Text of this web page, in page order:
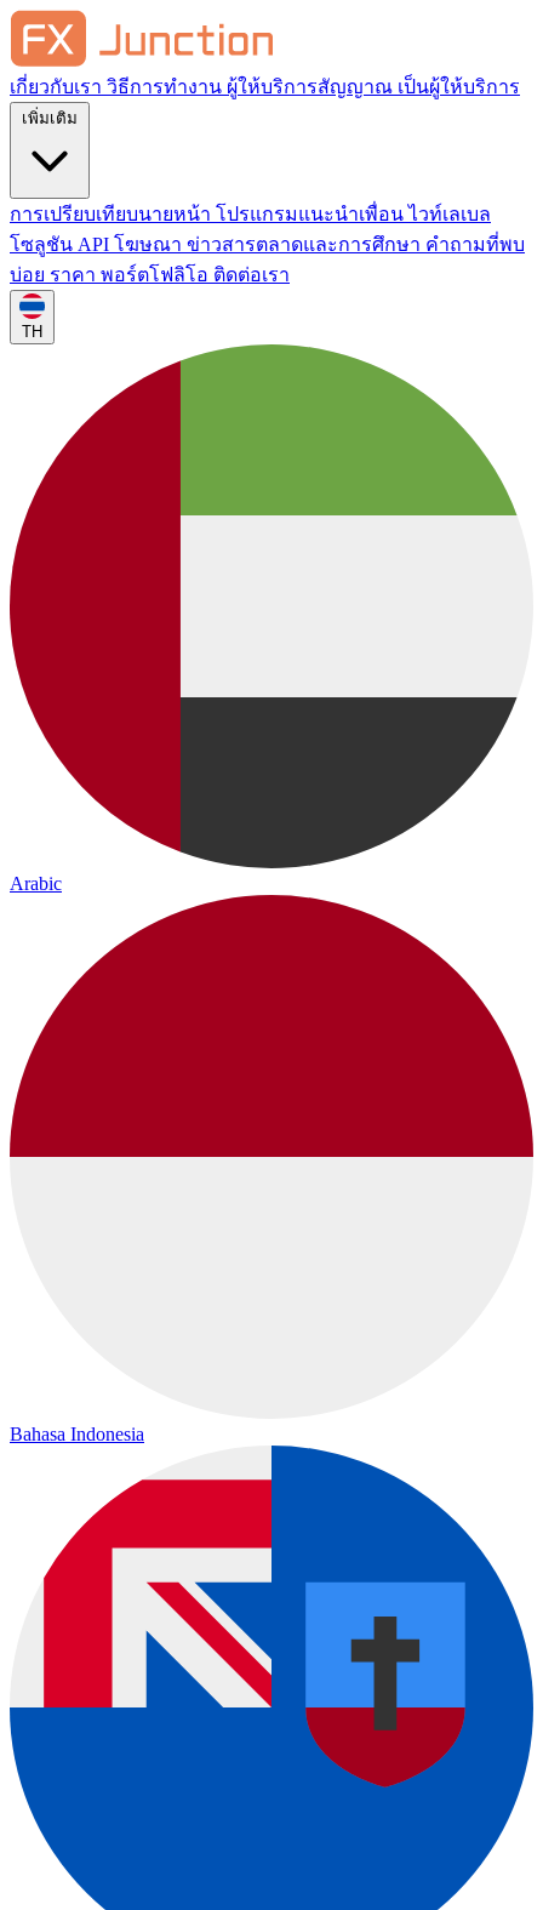
เกี่ยวกับเรา วิธีการทำงาน ผู้ให้บริการสัญญาณ เป็นผู้ให้บริการ
การเปรียบเทียบนายหน้า โปรแกรมแนะนำเพื่อนไวท์เลเบล
โซลูชัน API โฆษณา ข่าวสารตลาดและการศึกษา คำถามที่พบ
บ่อย ราคา พอร์ตโฟลิโอ ติดต่อเรา
TH
Arabic
Bahasa Indonesia